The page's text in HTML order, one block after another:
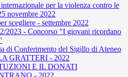
per la violenza contro le
novembre 2022
scegliere - settembre 2022
2023 - Concorso "I giovani ricordano
di Conferimento del Sigillo di Ateneo
GRATTERI - 2022
E IL DONATI